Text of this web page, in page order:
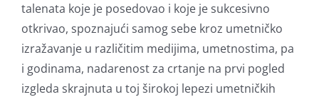
talenata koje je posedovao i koje je sukcesivno
otkrivao, spoznajući samog sebe kroz umetničko
izražavanje u različitim medijima, umetnostima, pa
i godinama, nadarenost za crtanje na prvi pogled
izgleda skrajnuta u toj širokoj lepezi umetničkih